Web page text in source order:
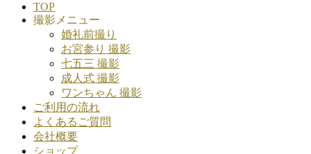
TOP
撮影メニュー
婚礼前撮り
お宮参り 撮影
七五三 撮影
成人式 撮影
ワンちゃん 撮影
ご利用の流れ
よくあるご質問
会社概要
ショップ